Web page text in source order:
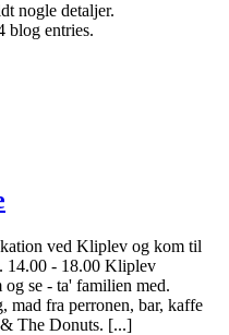
nogle detaljer.
blog entries.
ved Kliplev og kom til
14.00 - 18.00 Kliplev
se - ta' familien med.
mad fra perronen, bar, kaffe
The Donuts. [...]